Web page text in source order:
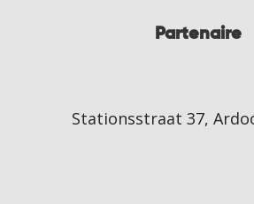
Partenaire
Stationsstraat 37,